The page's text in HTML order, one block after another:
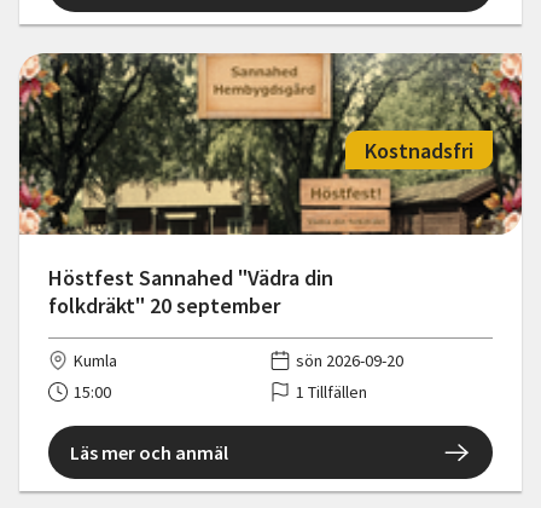
Höstfest Sannahed "Vädra din
folkdräkt" 20 september
Kostnadsfri
Kumla
sön 2026-09-20
15:00
1 Tillfällen
Läs mer och anmäl